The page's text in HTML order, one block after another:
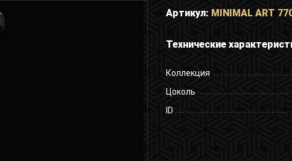
Артикул: MINIMAL ART
Технические
Коллекция
Цоколь
ID